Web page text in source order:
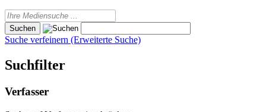
Suche verfeinern (Erweiterte Suche)
Suchfilter
Verfasser